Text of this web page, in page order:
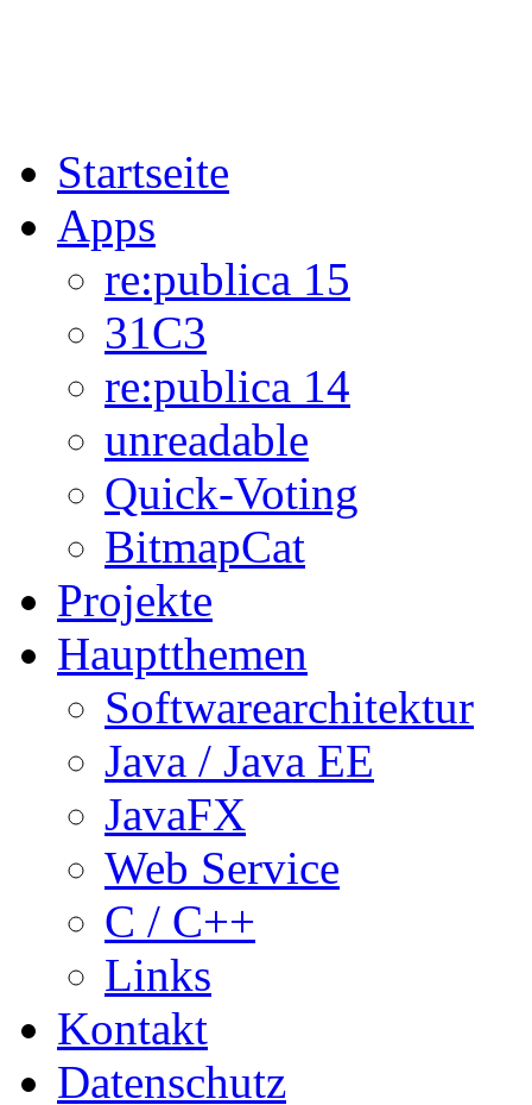
Startseite
Apps
re:publica 15
31C3
re:publica 14
unreadable
Quick-Voting
BitmapCat
Projekte
Hauptthemen
Softwarearchitektur
Java / Java EE
JavaFX
Web Service
C / C++
Links
Kontakt
Datenschutz